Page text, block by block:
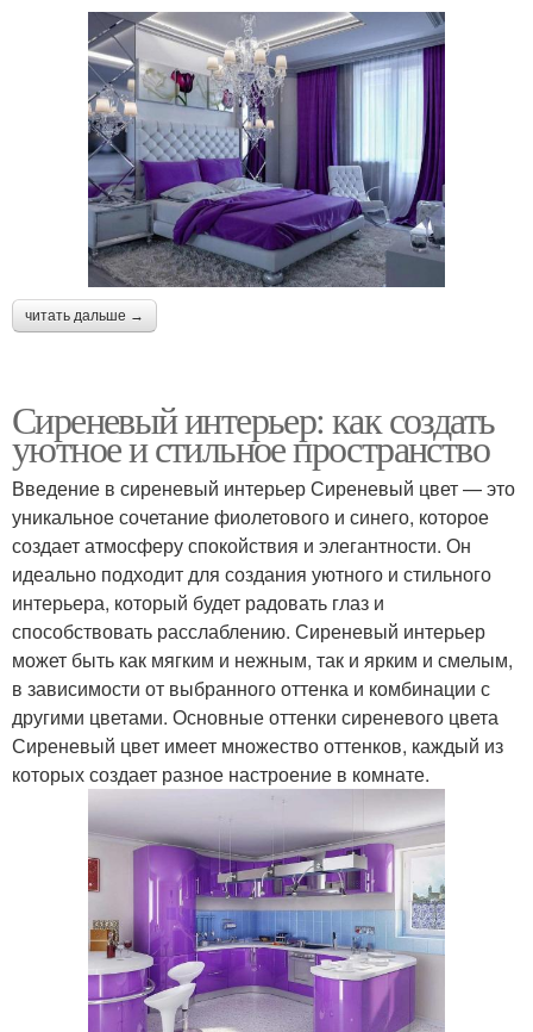
читать дальше →
Сиреневый интерьер: как создать
уютное и стильное пространство
Введение в сиреневый интерьер Сиреневый цвет — это
уникальное сочетание фиолетового и синего, которое
создает атмосферу спокойствия и элегантности. Он
идеально подходит для создания уютного и стильного
интерьера, который будет радовать глаз и
способствовать расслаблению. Сиреневый интерьер
может быть как мягким и нежным, так и ярким и смелым,
в зависимости от выбранного оттенка и комбинации с
другими цветами. Основные оттенки сиреневого цвета
Сиреневый цвет имеет множество оттенков, каждый из
которых создает разное настроение в комнате.